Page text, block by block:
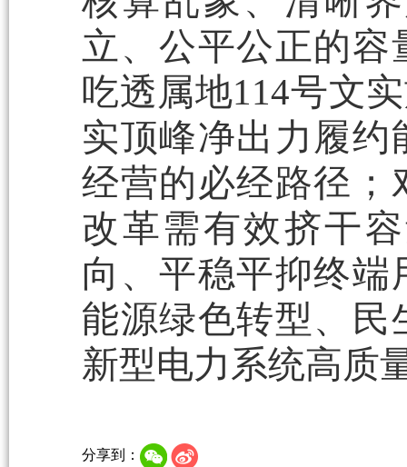
立、公平公正的
吃透属地114号文
实顶峰净出力履
经营的必经路径；
改革需有效挤干
向、平稳平抑终
能源绿色转型、民
新型电力系统高质
分享到：